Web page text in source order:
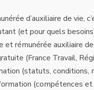
d’auxiliaire de vie,
(et pour quels
et rémunérée auxiliaire
(France Travail,
(statuts, conditions,
(compétences